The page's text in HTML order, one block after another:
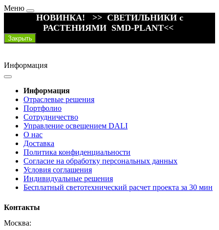
Меню
НОВИНКА! >> СВЕТИЛЬНИКИ с
РАСТЕНИЯМИ SMD-PLANT<<
Закрыть
Информация
Информация
Отраслевые решения
Портфолио
Сотрудничество
Управление освещением DALI
О нас
Доставка
Политика конфиденциальности
Согласие на обработку персональных данных
Условия соглашения
Индивидуальные решения
Бесплатный светотехнический расчет проекта за 30 мин
Контакты
Москва: